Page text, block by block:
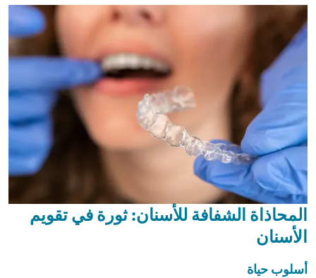
المحاذاة الشفافة للأسنان: ثورة في تقويم
الأسنان
أسلوب حياة